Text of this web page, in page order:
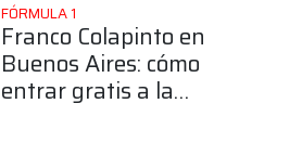
FÓRMULA 1
Franco Colapinto en
Buenos Aires: cómo
entrar gratis a la